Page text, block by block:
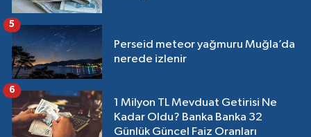
Perseid meteor yağmuru Muğla’da
nerede izlenir
5
1 Milyon TL Mevduat Getirisi Ne
Kadar Oldu? Banka Banka 32
Günlük Güncel Faiz Oranları
6